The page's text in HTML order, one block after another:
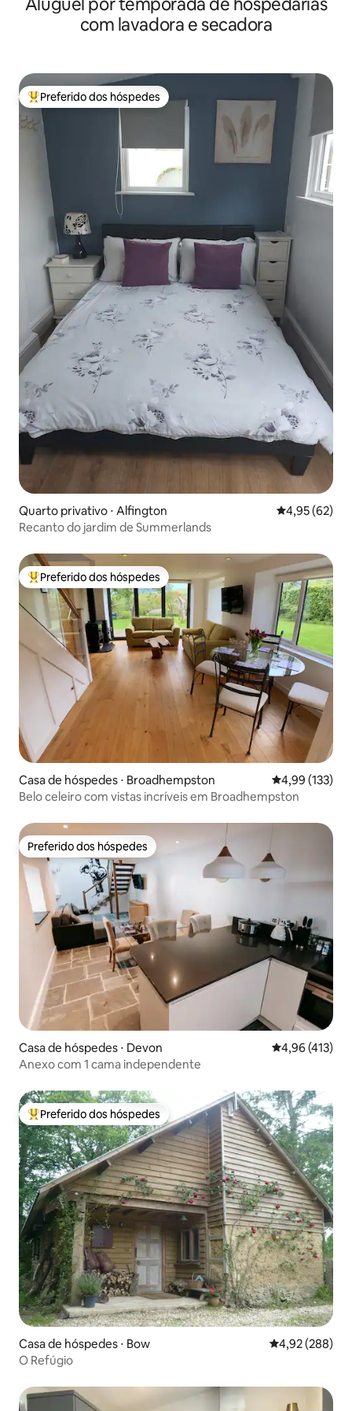
Aluguel por temporada de hospedarias
com lavadora e secadora
Entre os melhores preferidos dos hóspedes
Preferido dos hóspedes
Quarto privativo ⋅ Alfington 4,95 de uma
4,95 (62)
Recanto do jardim de Summerlands
Entre os melhores preferidos dos hóspedes
Preferido dos hóspedes
Casa de hóspedes ⋅ Broadhempston 4,99 de uma
4,99 (133)
Belo celeiro com vistas incríveis em Broadhempston
Preferido dos hóspedes
Preferido dos hóspedes
Casa de hóspedes ⋅ Devon 4,96 de uma
4,96 (413)
Anexo com 1 cama independente
Entre os melhores preferidos dos hóspedes
Preferido dos hóspedes
Casa de hóspedes ⋅ Bow 4,92 de uma
4,92 (288)
O Refúgio